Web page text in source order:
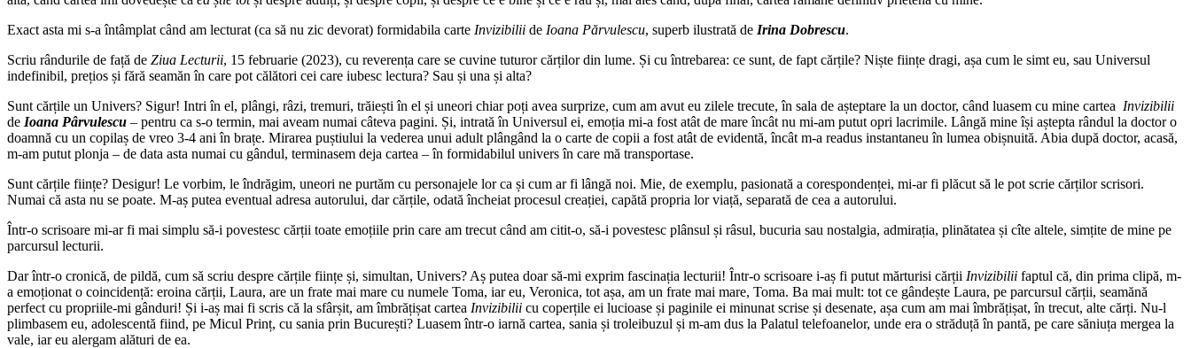
Exact asta mi s-a întâmplat când am lecturat (ca să nu zic devorat) formidabila carte Invizibilii de Ioana Părvulescu, superb ilustrată de Irina Dobrescu.
Scriu rândurile de față de Ziua Lecturii, 15 februarie (2023), cu reverența care se cuvine tuturor cărților din lume. Și cu întrebarea: ce sunt, de fapt cărțile? Niște ființe dragi, așa cum le simt eu, sau Universul
indefinibil, prețios și fără seamăn în care pot călători cei care iubesc lectura? Sau și una și alta?
Sunt cărțile un Univers? Sigur! Intri în el, plângi, râzi, tremuri, trăiești în el și uneori chiar poți avea surprize, cum am avut eu zilele trecute, în sala de așteptare la un doctor, când luasem cu mine cartea Invizibilii
de Ioana Pârvulescu – pentru ca s-o termin, mai aveam numai câteva pagini. Și, intrată în Universul ei, emoția mi-a fost atât de mare încât nu mi-am putut opri lacrimile. Lângă mine își aștepta rândul la doctor o
doamnă cu un copilaș de vreo 3-4 ani în brațe. Mirarea puștiului la vederea unui adult plângând la o carte de copii a fost atât de evidentă, încât m-a readus instantaneu în lumea obișnuită. Abia după doctor, acasă,
m-am putut plonja – de data asta numai cu gândul, terminasem deja cartea – în formidabilul univers în care mă transportase.
Sunt cărțile ființe? Desigur! Le vorbim, le îndrăgim, uneori ne purtăm cu personajele lor ca și cum ar fi lângă noi. Mie, de exemplu, pasionată a corespondenței, mi-ar fi plăcut să le pot scrie cărților scrisori.
Numai că asta nu se poate. M-aș putea eventual adresa autorului, dar cărțile, odată încheiat procesul creației, capătă propria lor viață, separată de cea a autorului.
Într-o scrisoare mi-ar fi mai simplu să-i povestesc cărții toate emoțiile prin care am trecut când am citit-o, să-i povestesc plânsul și râsul, bucuria sau nostalgia, admirația, plinătatea și cîte altele, simțite de mine pe
parcursul lecturii.
Dar într-o cronică, de pildă, cum să scriu despre cărțile ființe și, simultan, Univers? Aș putea doar să-mi exprim fascinația lecturii! Într-o scrisoare i-aș fi putut mărturisi cărții Invizibilii faptul că, din prima clipă, m-
a emoționat o coincidență: eroina cărții, Laura, are un frate mai mare cu numele Toma, iar eu, Veronica, tot așa, am un frate mai mare, Toma. Ba mai mult: tot ce gândește Laura, pe parcursul cărții, seamănă
perfect cu propriile-mi gânduri! Și i-aș mai fi scris că la sfârșit, am îmbrățișat cartea Invizibilii cu coperțile ei lucioase și paginile ei minunat scrise și desenate, așa cum am mai îmbrățișat, în trecut, alte cărți. Nu-l
plimbasem eu, adolescentă fiind, pe Micul Prinț, cu sania prin București? Luasem într-o iarnă cartea, sania și troleibuzul și m-am dus la Palatul telefoanelor, unde era o străduță în pantă, pe care săniuța mergea la
vale, iar eu alergam alături de ea.